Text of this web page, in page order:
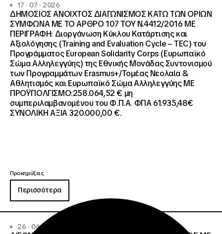
17 · 07 · 2026
ΔΗΜΟΣΙΟΣ ΑΝΟΙΧΤΟΣ ΔΙΑΓΩΝΙΣΜΟΣ ΚΑΤΩ ΤΩΝ ΟΡΙΩΝ
ΣΥΜΦΩΝΑ ΜΕ ΤΟ ΑΡΘΡΟ 107 ΤΟΥ Ν.4412/2016 ΜΕ
ΠΕΡΙΓΡΑΦΗ: Διοργάνωση Κύκλου Κατάρτισης και
Αξιολόγησης (Training and Evaluation Cycle – TEC) του
Προγράμματος European Solidarity Corps (Ευρωπαϊκό
Σώμα Αλληλεγγύης) της Εθνικής Μονάδας Συντονισμού
των Προγραμμάτων Erasmus+/Τομέας Νεολαία &
Αθλητισμός και Ευρωπαϊκό Σώμα Αλληλεγγύης ΜΕ
ΠΡΟΫΠΟΛΓΙΣΜΟ:258.064,52 € μη
συμπεριλαμβανομένου του Φ.Π.Α. ΦΠΑ 61.935,48€
ΣΥΝΟΛΙΚΗ ΑΞΙΑ 320.000,00 €.
Προκηρύξεις
Περισσότερα
26 · 06 · 2026